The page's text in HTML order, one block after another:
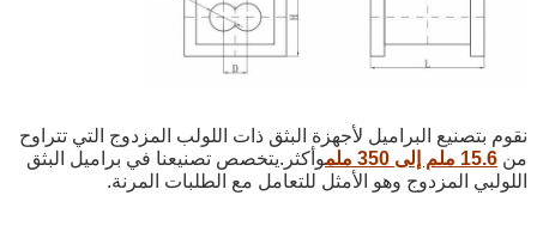
نقوم بتصنيع البراميل لأجهزة البثق ذات اللولب المزدوج التي تتراوح
من 15.6 ملم إلى 350 ملم
وأكثر.يتخصص تصنيعنا في براميل البثق
اللولبي المزدوج وهو الأمثل للتعامل مع الطلبات المرنة.